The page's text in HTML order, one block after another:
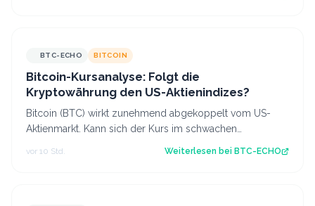
BTC-ECHO BITCOIN
Bitcoin-Kursanalyse: Folgt die
Kryptowährung den US-Aktienindizes?
Bitcoin (BTC) wirkt zunehmend abgekoppelt vom US-
Aktienmarkt. Kann sich der Kurs im schwachen
vor 10 Std. Weiterlesen bei BTC-ECHO